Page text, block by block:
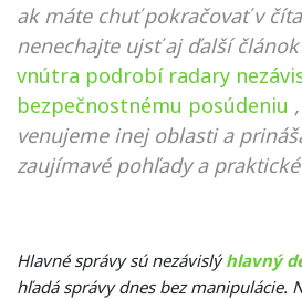
ak máte chuť pokračovať v
nenechajte ujsť aj ďalší článok
vnútra podrobí radary
bezpečnostnému posúdeniu
venujeme inej oblasti a
zaujímavé pohľady a
Hlavné správy sú nezávislýhlavný
hľadá správy dnes bez manipulácie.